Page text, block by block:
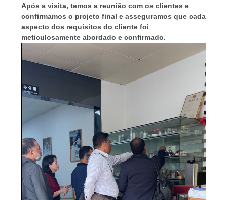
Após a visita, temos a reunião com os clientes e
confirmamos o projeto final e asseguramos que cada
aspecto dos requisitos do cliente foi
meticulosamente abordado e confirmado.